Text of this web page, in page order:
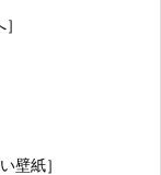
壁紙］